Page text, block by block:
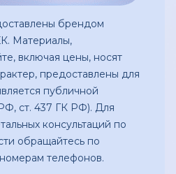
брендом
Материалы,
включая цены, носят
предоставлены для
публичной
ст. 437 ГК РФ). Для
консультаций по
обращайтесь по
телефонов.